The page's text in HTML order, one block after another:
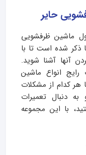
حایر
ماشین ظرفشویی
ذکر شده است تا با
آنها آشنا شوید.
رایج انواع ماشین
هر کدام از مشکلات
دنبال تعمیرات
با این مجموعه